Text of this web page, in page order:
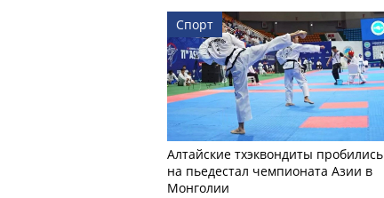
Спорт
Алтайские тхэквондиты пробились
на пьедестал чемпионата Азии в
Монголии